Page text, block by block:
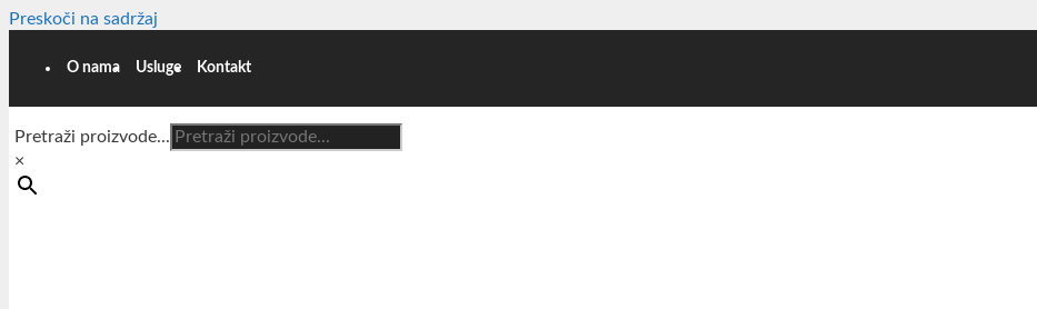
Preskoči na sadržaj
O nama Usluge Kontakt
Pretraži proizvode...
×